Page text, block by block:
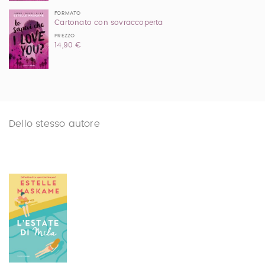
FORMATO
Cartonato con sovraccoperta
PREZZO
14,90 €
Dello stesso autore